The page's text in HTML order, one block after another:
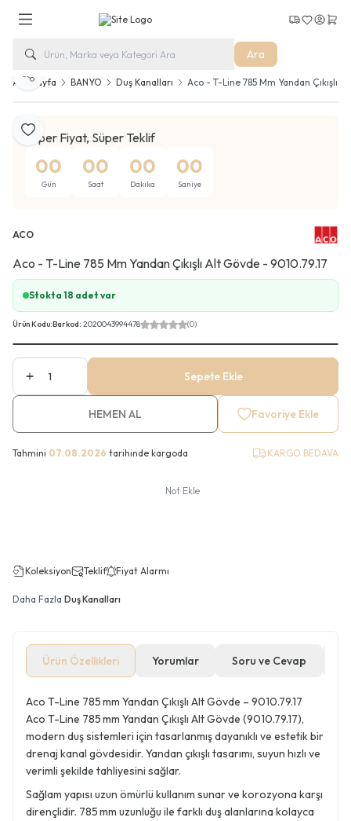
Ara
Kargo Takip
Favorilerim
Hesabım
Ana Sayfa BANYO Duş Kanalları Aco - T-Line 785 Mm Yandan Çıkışlı
Favoriye Ekle
Paylaş
Süper Fiyat, Süper Teklif
00
Gün
00
Saat
00
Dakika
00
Saniye
ACO
Aco - T-Line 785 Mm Yandan Çıkışlı Alt Gövde - 9010.79.17
Stokta 18 adet var
Ürün Kodu:Barkod: 2020043994478 (0)
Sepete Ekle
HEMEN AL Favoriye Ekle
Tahmini 07.08.2026 tarihinde kargoda KARGO BEDAVA
Not Ekle
Koleksiyon Teklif Fiyat Alarmı
Daha Fazla Duş Kanalları
Ürün Özellikleri Yorumlar Soru ve Cevap
Aco T-Line 785 mm Yandan Çıkışlı Alt Gövde – 9010.79.17
Aco T-Line 785 mm Yandan Çıkışlı Alt Gövde (9010.79.17),
modern duş sistemleri için tasarlanmış dayanıklı ve estetik bir
drenaj kanal gövdesidir. Yandan çıkışlı tasarımı, suyun hızlı ve
verimli şekilde tahliyesini sağlar.
Sağlam yapısı uzun ömürlü kullanım sunar ve korozyona karşı
dirençlidir. 785 mm uzunluğu ile farklı duş alanlarına kolayca